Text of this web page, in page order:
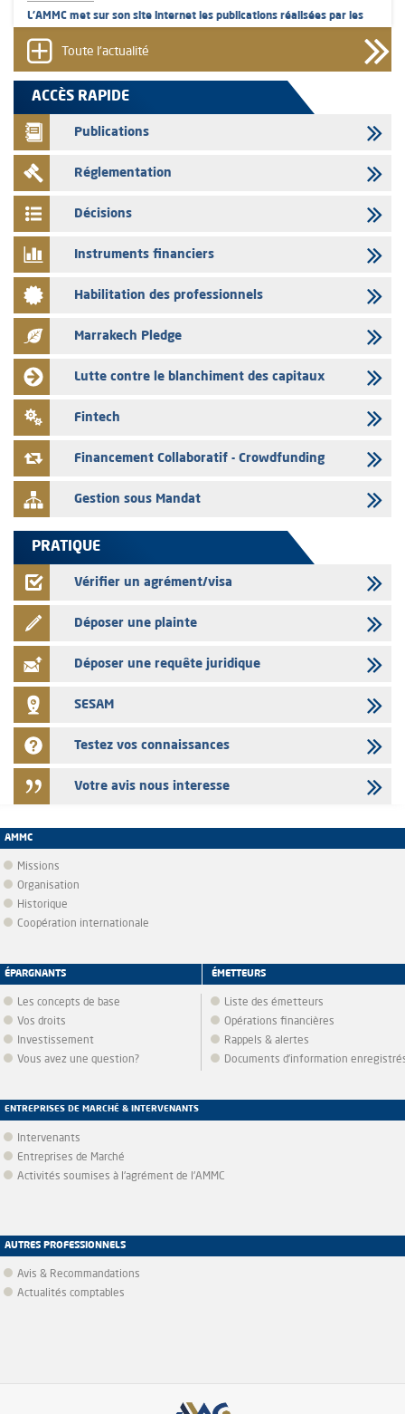
L’AMMC met sur son site internet les publications réalisées par les
04/08/2026
L’AMMC met sur son site internet les publications réalisées par les
émetteurs en date du 4 août 2026
03/08/2026
Saham Bank – Mise à jour annuelle du dossier d’information relatif au
programme d'émission de certificats de dépôt
L’AMMC met sur son site internet les publications réalisées par les
03/08/2026
Liste des agréments et visas d'OPCVM accordés par l'AMMC pour le
mois de juillet 2026
03/08/2026
L' AMMC publie les indicateurs mensuels du marché des capitaux pour
le mois de Juin 2026
31/07/2026
L’AMMC met sur son site internet les publications réalisées par les
émetteurs du 30 au 31 juillet 2026
Toute l'actualité
ACCÈS RAPIDE
Publications
Réglementation
Décisions
Instruments financiers
Habilitation des professionnels
Marrakech Pledge
Lutte contre le blanchiment des capitaux
Fintech
Financement Collaboratif - Crowdfunding
Gestion sous Mandat
PRATIQUE
Vérifier un agrément/visa
Déposer une plainte
Déposer une requête juridique
SESAM
Testez vos connaissances
Votre avis nous interesse
AMMC
Missions
Organisation
Historique
Coopération internationale
ÉPARGNANTS
Les concepts de base
Vos droits
Investissement
Vous avez une question?
ÉMETTEURS
Liste des émetteurs
Opérations financières
Rappels & alertes
Documents d’information
ENTREPRISES DE MARCHÉ & INTERVENANTS
Intervenants
Entreprises de Marché
Activités soumises à l'agrément de l'AMMC
AUTRES PROFESSIONNELS
Avis & Recommandations
Actualités comptables